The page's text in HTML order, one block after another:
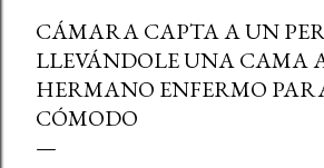
CÁMARA CAPTA A UN
LLEVÁNDOLE UNA CAMA
HERMANO ENFERMO
CÓMODO